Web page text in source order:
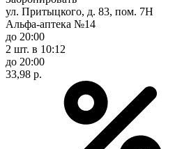
ул. Притыцкого, д. 83, пом. 7Н
Альфа-аптека №14
до 20:00
2 шт. в 10:12
до 20:00
33,98 р.